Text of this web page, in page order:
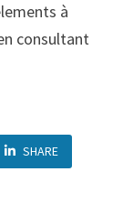
à
consultant
SHARE